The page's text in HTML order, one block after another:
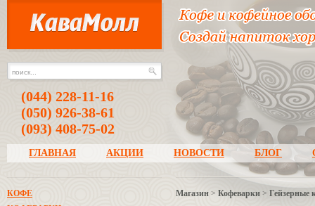
(044) 228-11-16
(050) 926-38-61
(093) 408-75-02
ГЛАВНАЯ АКЦИИ НОВОСТИ БЛОГ
КОФЕ
Магазин > Кофеварки > Гейзерные